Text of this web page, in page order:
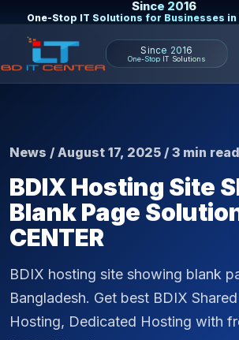
Since 2016
One-Stop IT Solutions for Businesses
Since 2016
One-Stop IT Solutions
News / August 17, 2025 / 3 min read
BDIX Hosting Site
Blank Page
CENTER
BDIX hosting site showing blank
Bangladesh. Get best BDIX
Hosting, Dedicated Hosting with